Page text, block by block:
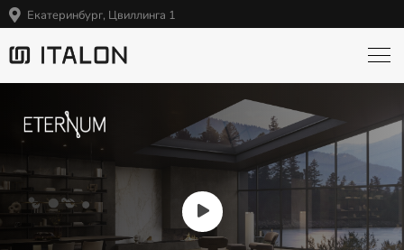
Екатеринбург, Цвиллинга 1